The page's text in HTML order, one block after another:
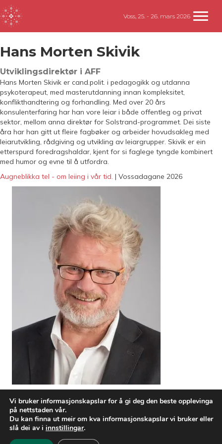
Voss, 25. - 26. mars 2026
Hans Morten Skivik
Utviklingsdirektør i AFF
Hans Morten Skivik er cand.polit. i pedagogikk og utdanna
psykoterapeut, med masterutdanning innan kompleksitet,
konflikthandtering og forhandling. Med over 20 års
konsulenterfaring har han vore leiar i både offentleg og privat
sektor, mellom anna direktør for Solstrand-programmet. Dei siste
åra har han gitt ut fleire fagbøker og arbeider hovudsakleg med
leiarutvikling, rådgiving og utvikling av leiargrupper. Skivik er ein
etterspurd foredragshaldar, kjent for si faglege tyngde kombinert
med humor og evne til å utfordra.
Augneblikka tel - om leiing i vår tid. | Vossadagane 2026
Posts
navigation
← Monica Mæland
Vi bruker informasjonskapslar for å gi deg den beste opplevinga
på nettstaden vår.
Du kan finna ut meir om kva informasjonskapslar vi bruker eller
slå dei av i innstillingar.